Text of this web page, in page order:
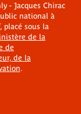
- Jacques Chirac
national à
sous la
de la
de
de la
.